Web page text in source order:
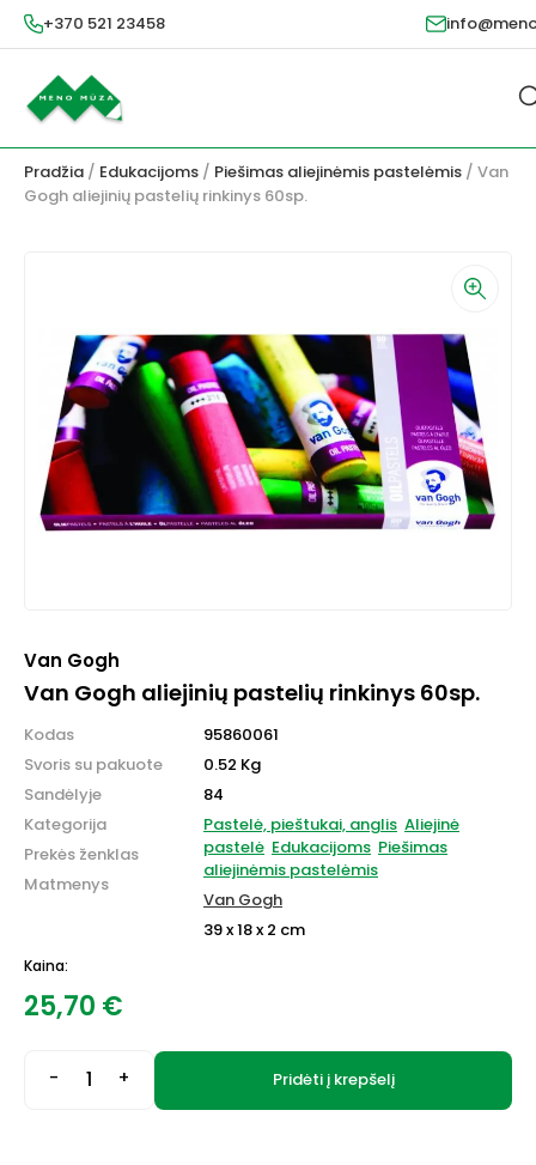
+370 521 23458
Pradžia / Edukacijoms / Piešimas aliejinėmis pastelėmis / Van
Gogh aliejinių pastelių rinkinys 60sp.
Van Gogh
Van Gogh aliejinių pastelių rinkinys 60sp.
Kodas
Svoris su pakuote
Sandėlyje
Kategorija
Prekės ženklas
Matmenys
95860061
0.52 Kg
84
Pastelė, pieštukai, anglis Aliejinė
pastelė Edukacijoms Piešimas
aliejinėmis pastelėmis
Van Gogh
39 x 18 x 2 cm
Kaina:
25,70 €
- + Pridėti į krepšelį